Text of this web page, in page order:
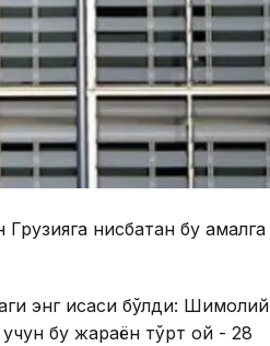
нисбатан бу амалга
энг қисқаси бўлди: Шимолий
бу жараён тўрт ой - 28